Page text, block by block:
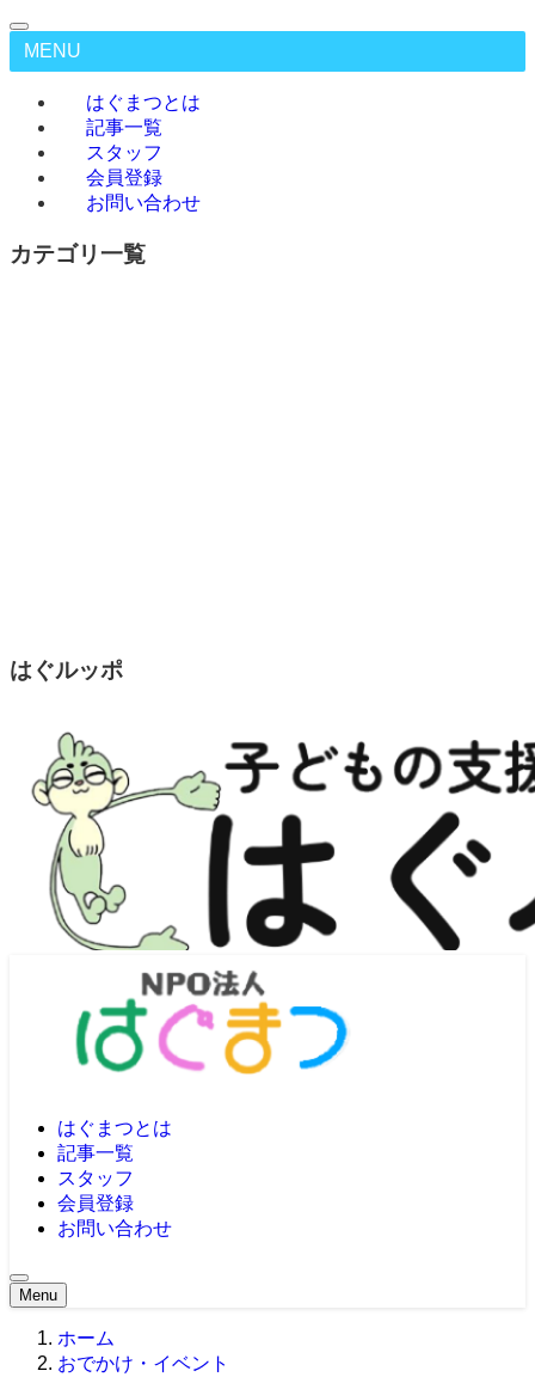
MENU
はぐまつとは
記事一覧
スタッフ
会員登録
お問い合わせ
カテゴリ一覧
はぐルッポ
はぐまつとは
記事一覧
スタッフ
会員登録
お問い合わせ
Menu
ホーム
おでかけ・イベント